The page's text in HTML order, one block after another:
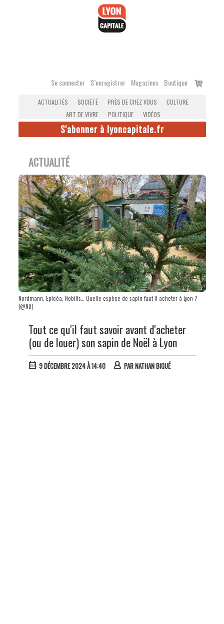
Se connecter S’enregistrer Magazines Boutique
Voir
ACTUALITÉS SOCIÉTÉ PRÈS DE CHEZ VOUS
CULTURE
ART DE VIVRE
POLITIQUE VIDÉOS
S'abonner à lyoncapitale.fr
ACTUALITÉ
Nordmann, Epicéa, Nobilis… Quelle espèce de sapin faut-il acheter à Lyon ?
(@NB)
Tout ce qu'il faut savoir avant d'acheter
(ou de louer) son sapin de Noël à Lyon
9 DÉCEMBRE 2024 À 14:40 PARNATHAN BIGUÉ